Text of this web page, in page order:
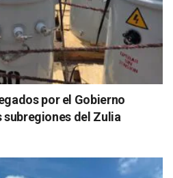
por el Gobierno
subregiones del Zulia